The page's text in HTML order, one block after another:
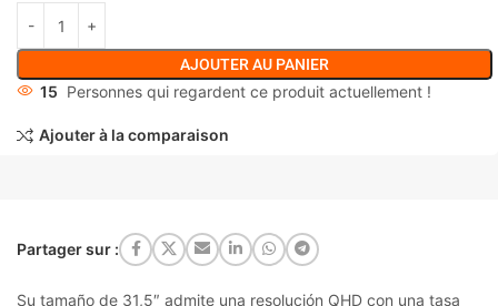
AJOUTER AU PANIER
15 Personnes qui regardent ce produit actuellement !
Ajouter à la comparaison
Partager sur :
Su tamaño de 31,5″ admite una resolución QHD con una tasa